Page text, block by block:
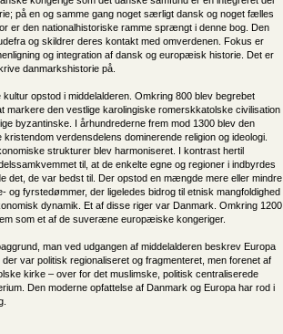
på en og samme gang noget særligt dansk og noget fælles
er den nationalhistoriske ramme sprængt i denne bog. Den
og skildrer deres kontakt med omverdenen. Fokus er
og integration af dansk og europæisk historie. Det er
danmarkshistorie på.
opstod i middelalderen. Omkring 800 blev begrebet
markere den vestlige karolingiske romerskkatolske civilisation
byzantinske. I århundrederne frem mod 1300 blev den
verdensdelens dominerende religion og ideologi.
strukturer blev harmoniseret. I kontrast hertil
til, at de enkelte egne og regioner i indbyrdes
det, de var bedst til. Der opstod en mængde mere eller mindre
og fyrstedømmer, der ligeledes bidrog til etnisk mangfoldighed
dynamik. Et af disse riger var Danmark. Omkring 1200
som et af de suveræne europæiske kongeriger.
man ved udgangen af middelalderen beskrev Europa
var politisk regionaliseret og fragmenteret, men forenet af
kirke – over for det muslimske, politisk centraliserede
Den moderne opfattelse af Danmark og Europa har rod i